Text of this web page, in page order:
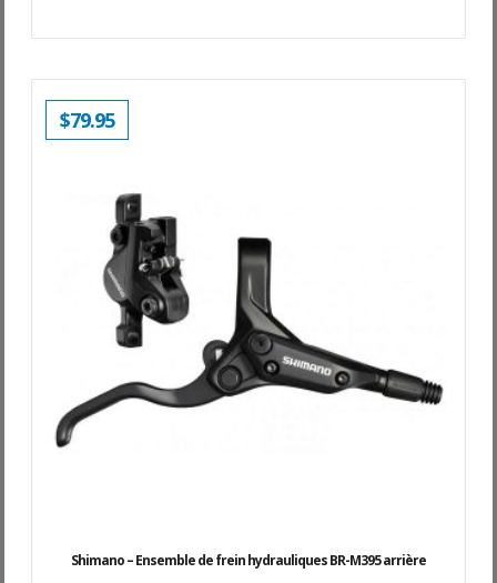
Shimano – Ensemble de frein hydrauliques BR-M395 arrière
$79.95